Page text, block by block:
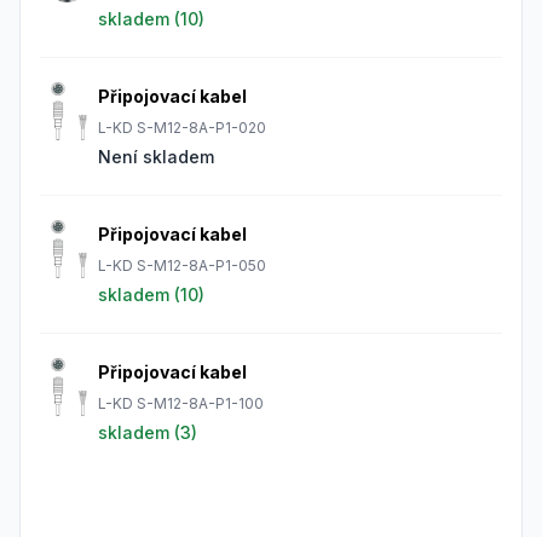
skladem (10)
Připojovací kabel
L-KD S-M12-8A-P1-020
Není skladem
Připojovací kabel
L-KD S-M12-8A-P1-050
skladem (10)
Připojovací kabel
L-KD S-M12-8A-P1-100
skladem (3)